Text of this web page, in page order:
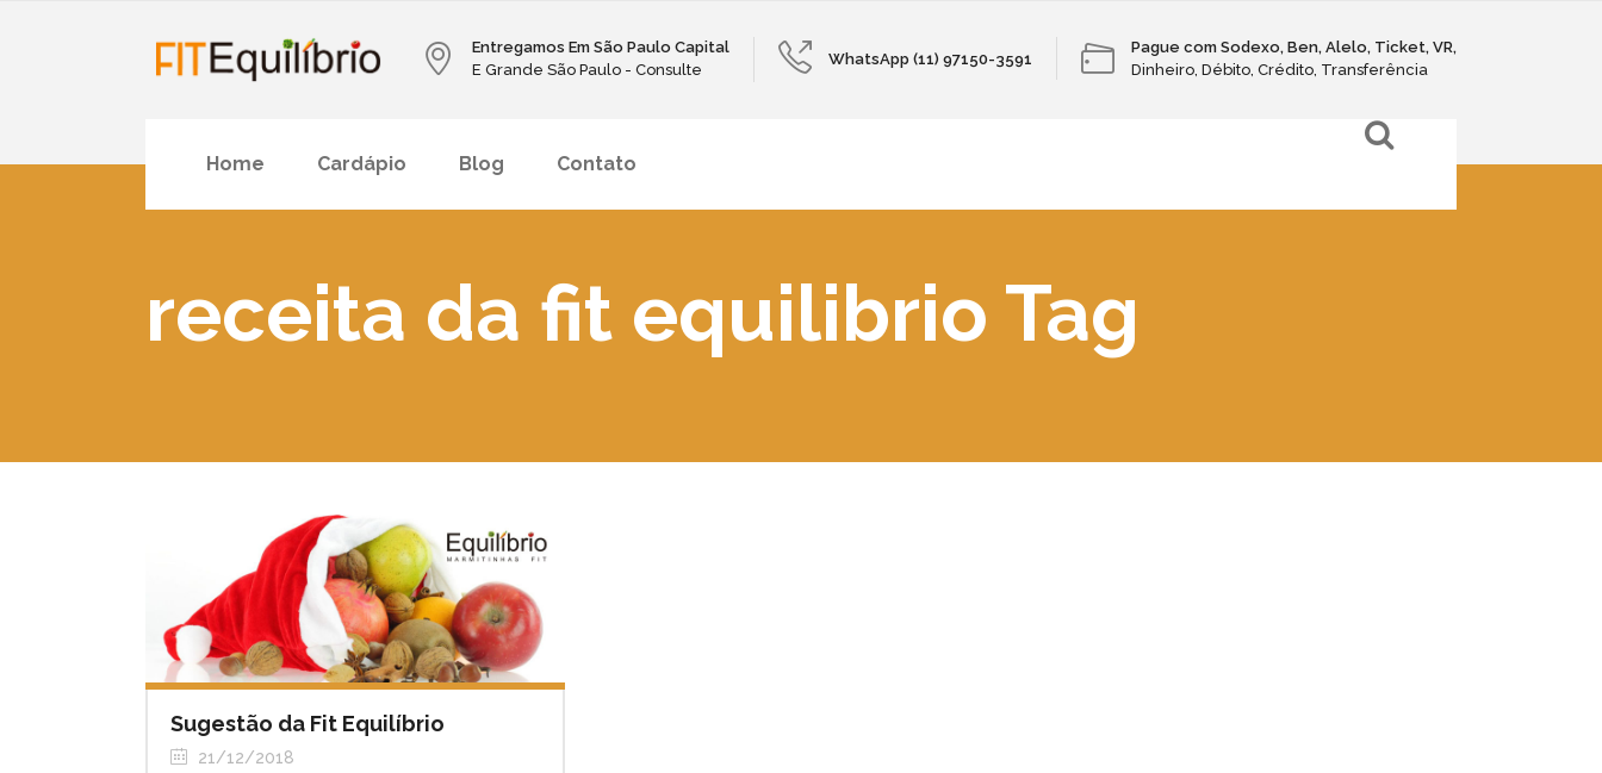
Entregamos Em São Paulo Capital
E Grande São Paulo - Consulte
WhatsApp (11) 97150-3591
Pague com Sodexo, Ben, Alelo, Ticket, VR,
Dinheiro, Débito, Crédito, Transferência
Home Cardápio Blog Contato
receita da fit equilibrio Tag
Sugestão da Fit Equilíbrio
21/12/2018